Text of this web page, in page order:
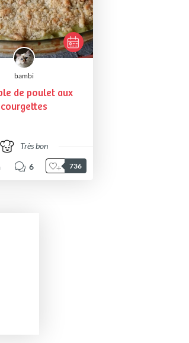
bambi
de poulet aux
courgettes
Très bon
6 736